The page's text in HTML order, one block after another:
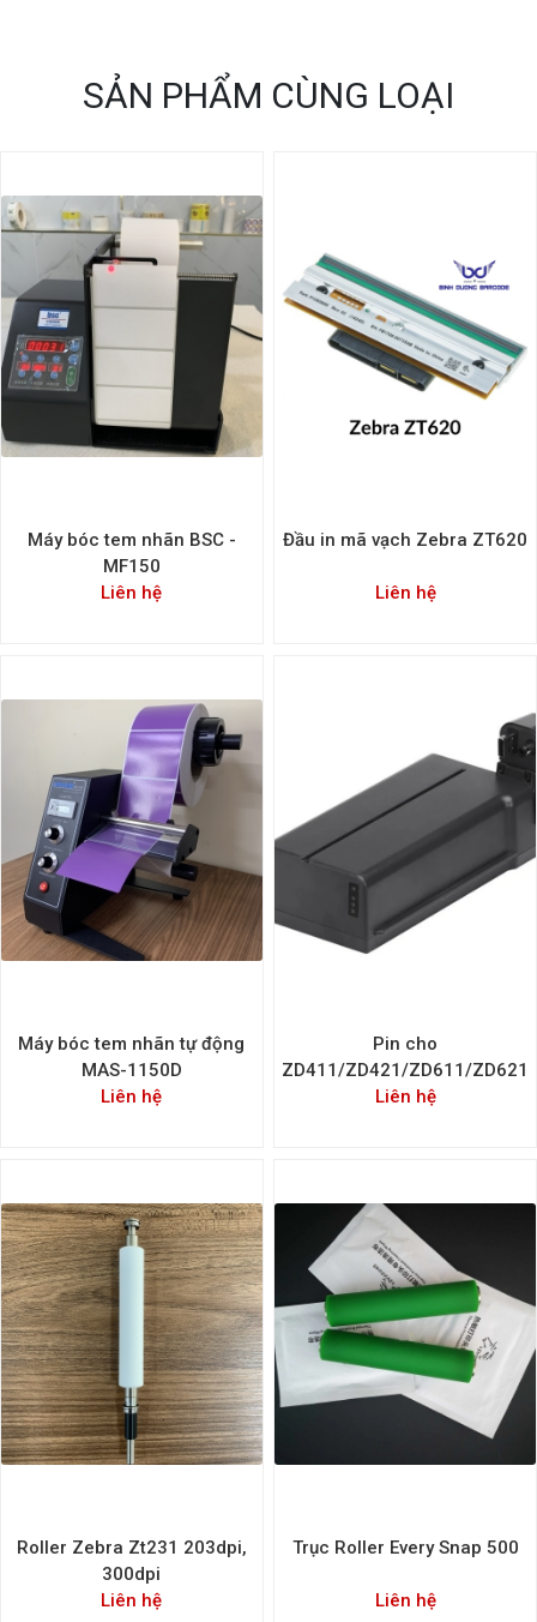
SẢN PHẨM CÙNG LOẠI
Máy bóc tem nhãn BSC -
MF150
Liên hệ
Đầu in mã vạch Zebra ZT620
Liên hệ
Máy bóc tem nhãn tự động
MAS-1150D
Liên hệ
Pin cho
ZD411/ZD421/ZD611/ZD621
Liên hệ
Roller Zebra Zt231 203dpi,
300dpi
Liên hệ
Trục Roller Every Snap 500
Liên hệ